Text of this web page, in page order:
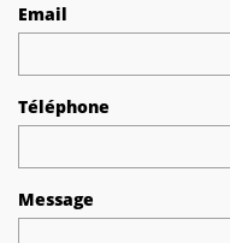
Email
Téléphone
Message